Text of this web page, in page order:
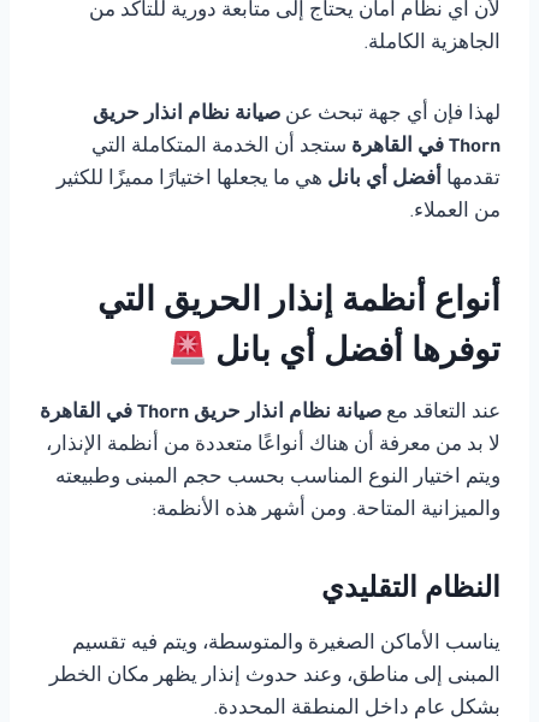
لأن أي نظام أمان يحتاج إلى متابعة دورية للتأكد من
الجاهزية الكاملة.
لهذا فإن أي جهة تبحث عن صيانة نظام انذار حريق
Thorn في القاهرة
ستجد أن الخدمة المتكاملة التي
تقدمها أفضل أي بانل هي ما يجعلها اختيارًا مميزًا للكثير
من العملاء.
أنواع أنظمة إنذار الحريق التي
توفرها أفضل أي بانل
عند التعاقد مع صيانة نظام انذار حريق Thorn في القاهرة
لا بد من معرفة أن هناك أنواعًا متعددة من أنظمة الإنذار،
ويتم اختيار النوع المناسب بحسب حجم المبنى وطبيعته
والميزانية المتاحة. ومن أشهر هذه الأنظمة:
النظام التقليدي
يناسب الأماكن الصغيرة والمتوسطة، ويتم فيه تقسيم
المبنى إلى مناطق، وعند حدوث إنذار يظهر مكان الخطر
بشكل عام داخل المنطقة المحددة.